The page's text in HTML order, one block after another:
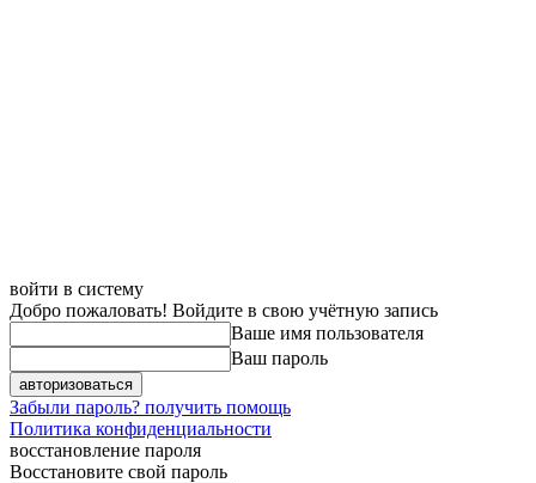
войти в систему
Добро пожаловать! Войдите в свою учётную запись
Ваше имя пользователя
Ваш пароль
Забыли пароль? получить помощь
Политика конфиденциальности
восстановление пароля
Восстановите свой пароль